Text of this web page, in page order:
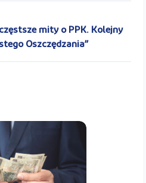
mity o PPK. Kolejny
Oszczędzania”